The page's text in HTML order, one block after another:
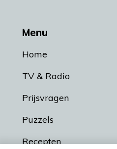
Menu
Home
TV & Radio
Prijsvragen
Puzzels
Recepten